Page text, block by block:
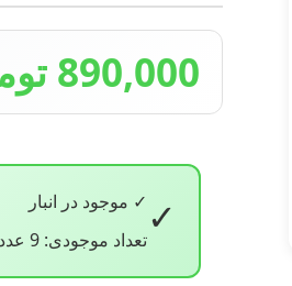
890,000 تومان
✓ ✓ موجود در انبار
تعداد موجودی: 9 عدد